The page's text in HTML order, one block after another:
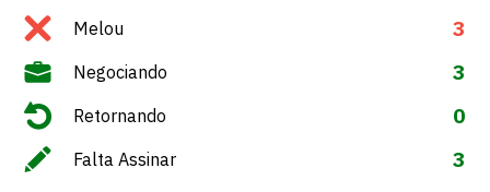
Melou 3
Negociando 3
Retornando 0
Falta Assinar 3